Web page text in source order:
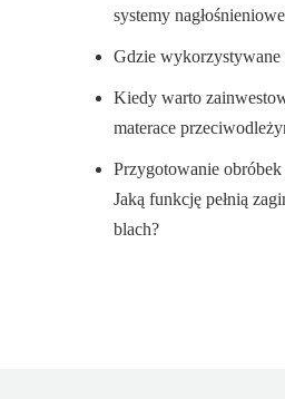
systemy
Gdzie wykorzystywane
Kiedy warto
materace
Przygotowanie
Jaką funkcję pełnią
blach?